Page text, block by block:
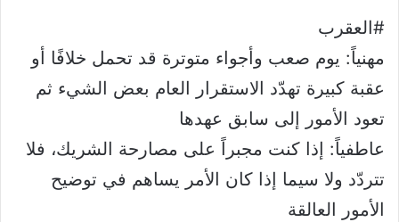
#العقرب
مهنياً: يوم صعب وأجواء متوترة قد تحمل خلافًا أو
عقبة كبيرة تهدّد الاستقرار العام بعض الشيء ثم
تعود الأمور إلى سابق عهدها
عاطفياً: إذا كنت مجبراً على مصارحة الشريك، فلا
تتردّد ولا سيما إذا كان الأمر يساهم في توضيح
الأمور العالقة